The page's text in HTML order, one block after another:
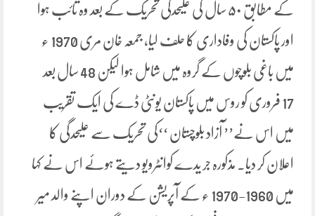
کے مطابق ۵۰ سال کی علیحدگی تحریک کے بعد وہ تائب ہوا
اور پاکستان کی وفاداری کا حلف لیا، جمعہ خان مری 1970 ء
میں باغی بلوچوں کے گروہ میں شامل ہوا لیکن 48 سال بعد
17 فروری کو روس میں پاکستان یونٹی ڈے کی ایک تقریب
میں اس نے’’ آزاد بلوچستان ‘‘کی تحریک سے علیحدگی کا
اعلان کر دیا۔ مذکورہ جر یدے کوانٹرویو دیتے ہوئے اس نے کہا
میں 1960-1970 ء کے آپریشن کے دوران اپنے والد میر